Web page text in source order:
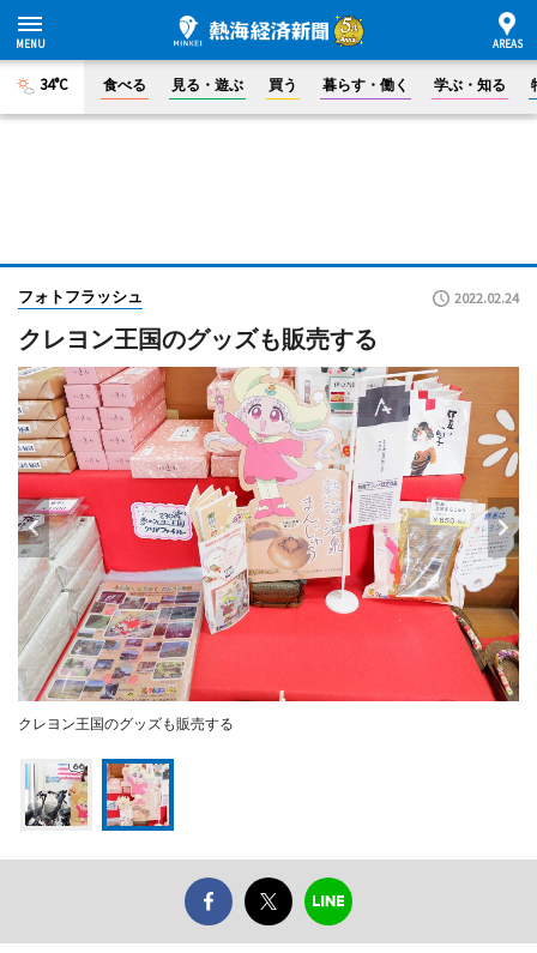
34°C 食べる 見る・遊ぶ 買う 暮らす・働く 学ぶ・知る
フォトフラッシュ 2022.02.24
クレヨン王国のグッズも販売する
クレヨン王国のグッズも販売する